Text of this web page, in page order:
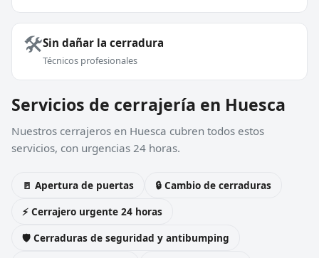
🛠️Sin dañar la cerradura
Técnicos profesionales
Servicios de cerrajería en Huesca
Nuestros cerrajeros en Huesca cubren todos estos
servicios, con urgencias 24 horas.
🚪 Apertura de puertas
🔒 Cambio de cerraduras
⚡ Cerrajero urgente 24 horas
🛡️ Cerraduras de seguridad y antibumping